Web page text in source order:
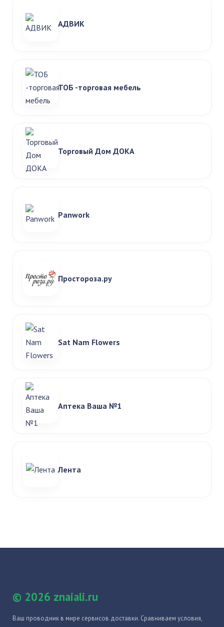
АДВИК
ТОБ -торговая мебель
Торговый Дом ДОКА
Panwork
Простороза.ру
Sat Nam Flowers
Аптека Ваша №1
Лента
© 2026 znaiali.ru
Ваш проводник в мире сервисов доставки. Сравниваем условия,